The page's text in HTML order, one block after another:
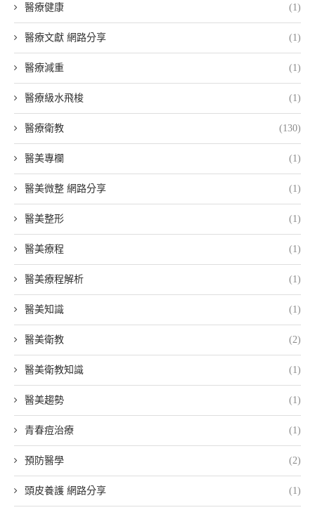
醫療健康 (1)
醫療文獻 網路分享 (1)
醫療減重 (1)
醫療級水飛梭 (1)
醫療衛教 (130)
醫美專欄 (1)
醫美微整 網路分享 (1)
醫美整形 (1)
醫美療程 (1)
醫美療程解析 (1)
醫美知識 (1)
醫美衛教 (2)
醫美衛教知識 (1)
醫美趨勢 (1)
青春痘治療 (1)
預防醫學 (2)
頭皮養護 網路分享 (1)